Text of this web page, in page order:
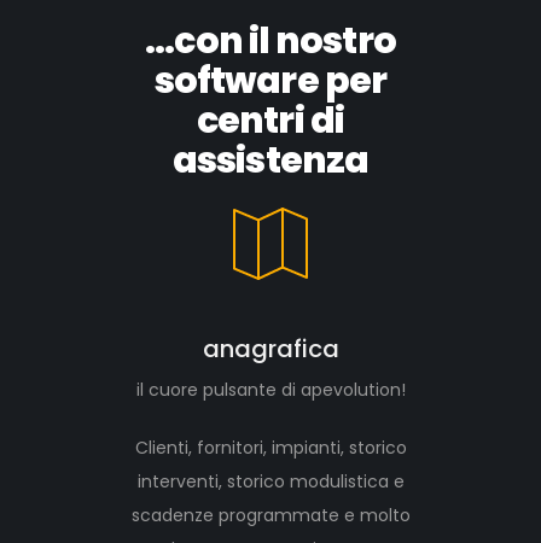
...con il nostro
software per
centri di
assistenza
anagrafica
il cuore pulsante di apevolution!
Clienti, fornitori, impianti, storico
interventi, storico modulistica e
scadenze programmate e molto